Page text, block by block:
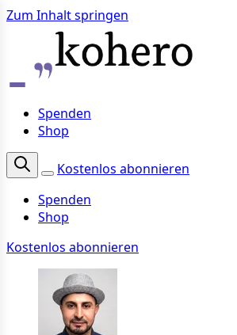
Zum Inhalt springen
Spenden
Shop
Kostenlos abonnieren
Spenden
Shop
Kostenlos abonnieren